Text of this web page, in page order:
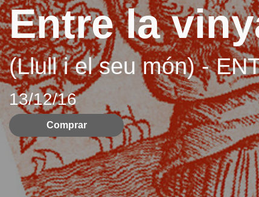
Entre la
(Llull i el seu món) -
13/12/16
Comprar